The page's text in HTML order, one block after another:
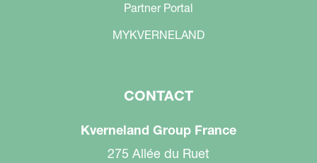
Partner Portal
MYKVERNELAND
CONTACT
Kverneland Group France
275 Allée du Ruet